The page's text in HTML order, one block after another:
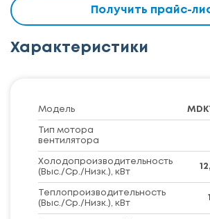
Получить прайс-
Характеристики
Модель
Тип мотора
вентилятора
Холодопроизводительность
(Выс./Ср./Низк.), кВт
Теплопроизводительность
(Выс./Ср./Низк.), кВт